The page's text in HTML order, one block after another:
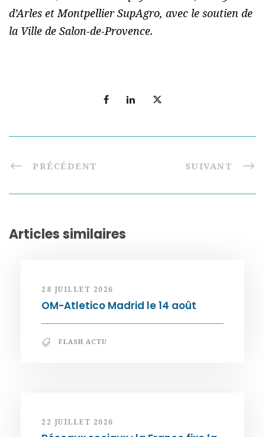
d’Arles et Montpellier SupAgro, avec le soutien de
la Ville de Salon-de-Provence.
PRÉCÉDENT SUIVANT
Articles similaires
28 JUILLET 2026
OM-Atletico Madrid le 14 août
FLASH ACTU
22 JUILLET 2026